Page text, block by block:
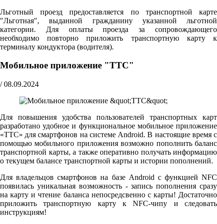
Льготный проезд предоставляется по транспортной карте
"Льготная", выданной гражданину указанной льготной
категории. Для оплаты проезда за сопровождающего
необходимо повторно приложить транспортную карту к
терминалу кондуктора (водителя).
Мобильное приложение "ТТС"
/ 08.09.2024
Для повышения удобства пользователей транспортных карт
разработано удобное и функциональное мобильное приложение
«ТТС» для смартфонов на системе Android. В настоящие время с
помощью мобильного приложения возможно пополнить баланс
транспортной карты, а также оперативно получать информацию
о текущем балансе транспортной карты и истории пополнений.
Для владельцов смартфонов на базе Android с функцией NFC
появилась уникальная возможность - запись пополнения сразу
на карту и чтение баланса непосредсвенно с карты! Достаточно
приложить транспортную карту к NFC-чипу и следовать
инструкциям!